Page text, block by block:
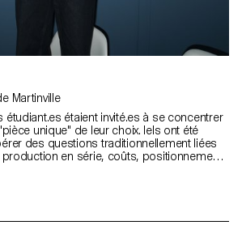
de Martinville
étudiant.es étaient invité.es à se concentrer
unique" de leur choix. Iels ont été
des questions traditionnellement liées
en série, coûts, positionnement